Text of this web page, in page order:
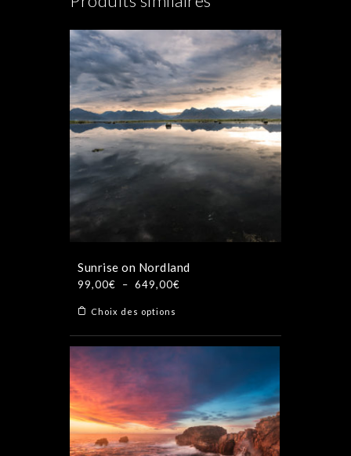
Sunrise on Nordland
99,00€ – 649,00€
99,00€
à
Choix des options
a
Les
options
peuvent